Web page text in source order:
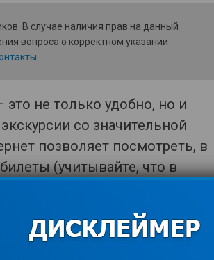
В случае наличия прав на данный
вопроса о корректном указании
не только удобно, но и
со значительной
позволяет посмотреть, в
(учитывайте, что в
на пароме дороже, в будние
как-то скорректировать
особых трудностей не
но есть нюанс – при